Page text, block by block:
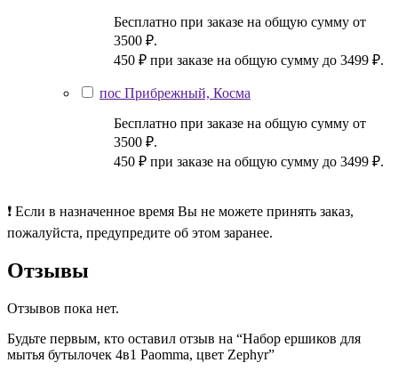
Бесплатно при заказе на общую сумму от
3500 ₽.
450 ₽ при заказе на общую сумму до 3499 ₽.
пос Прибрежный, Косма
Бесплатно при заказе на общую сумму от
3500 ₽.
450 ₽ при заказе на общую сумму до 3499 ₽.
❗ Если в назначенное время Вы не можете принять заказ,
пожалуйста, предупредите об этом заранее.
Отзывы
Отзывов пока нет.
Будьте первым, кто оставил отзыв на “Набор ершиков для
мытья бутылочек 4в1 Paomma, цвет Zephyr”